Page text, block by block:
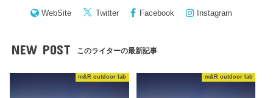
WebSite Twitter Facebook Instagram
NEW POST このライターの最新記事
m&R outdoor lab m&R outdoor lab